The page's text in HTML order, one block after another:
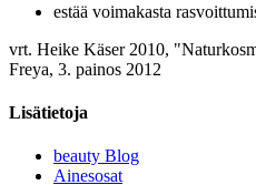
estää voimakasta
vrt. Heike Käser 2010,
Freya, 3. painos 2012
Lisätietoja
beauty Blog
Ainesosat